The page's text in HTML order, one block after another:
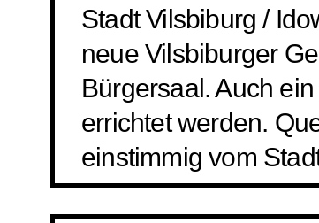
Stadt Vilsbiburg /
neue Vilsbiburger
Bürgersaal. Auch
errichtet werden.
einstimmig vom